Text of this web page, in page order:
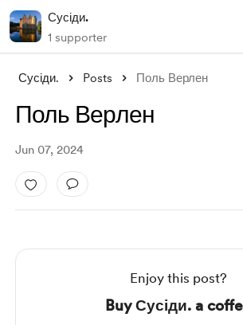
Сусіди.
1 supporter
Сусіди. Posts Поль Верлен
Поль Верлен
Jun 07, 2024
Enjoy this post?
Buy Сусіди. a